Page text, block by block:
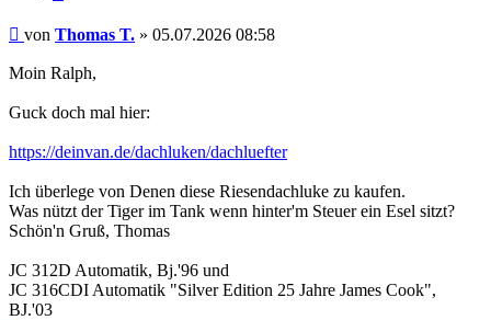
Beitrag
von Thomas T. » 05.07.2026 08:58
Moin Ralph,
Guck doch mal hier:
https://deinvan.de/dachluken/dachluefter
Ich überlege von Denen diese Riesendachluke zu kaufen.
Was nützt der Tiger im Tank wenn hinter'm Steuer ein Esel sitzt?
Schön'n Gruß, Thomas
JC 312D Automatik, Bj.'96 und
JC 316CDI Automatik "Silver Edition 25 Jahre James Cook",
BJ.'03